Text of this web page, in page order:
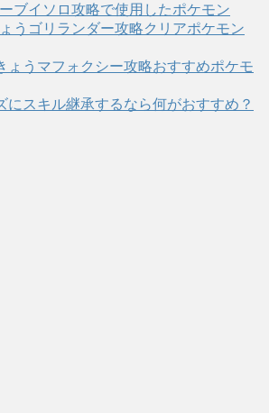
ブイソロ攻略で使用したポケモン
うゴリランダー攻略クリアポケモン
ょうマフォクシー攻略おすすめポケモ
にスキル継承するなら何がおすすめ？